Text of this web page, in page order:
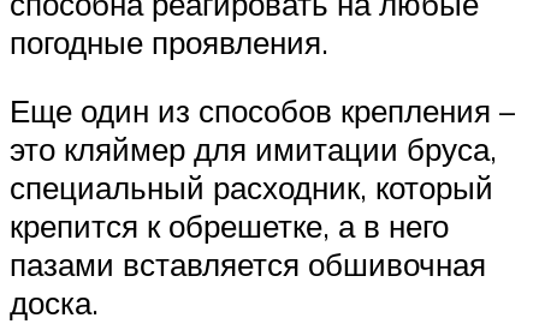
погодные проявления.
Еще один из способов крепления –
это кляймер для имитации бруса,
специальный расходник, который
крепится к обрешетке, а в него
пазами вставляется обшивочная
доска.